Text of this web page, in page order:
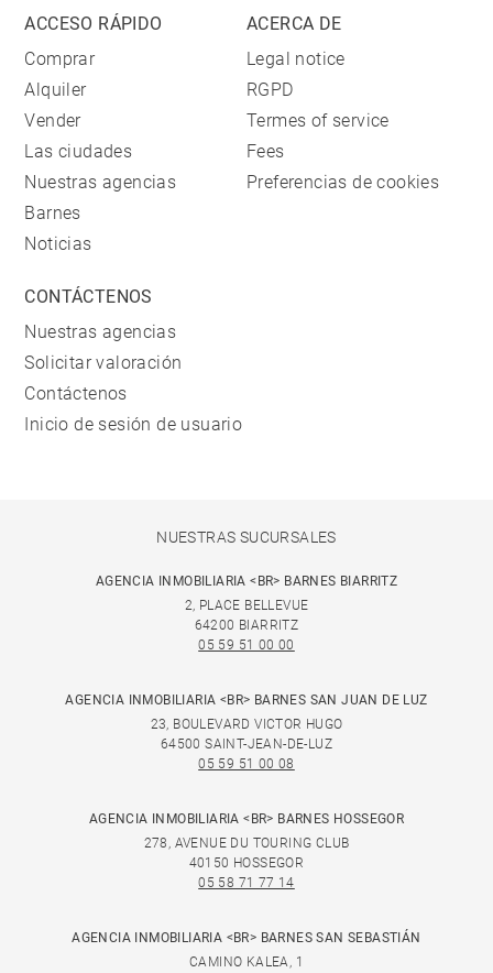
ACCESO RÁPIDO
Comprar
Alquiler
Vender
Las ciudades
Nuestras agencias
Barnes
Noticias
ACERCA DE
Legal notice
RGPD
Termes of service
Fees
Preferencias de cookies
CONTÁCTENOS
Nuestras agencias
Solicitar valoración
Contáctenos
Inicio de sesión de usuario
NUESTRAS SUCURSALES
AGENCIA INMOBILIARIA <BR> BARNES BIARRITZ
2, PLACE BELLEVUE
64200 BIARRITZ
05 59 51 00 00
AGENCIA INMOBILIARIA <BR> BARNES SAN JUAN DE LUZ
23, BOULEVARD VICTOR HUGO
64500 SAINT-JEAN-DE-LUZ
05 59 51 00 08
AGENCIA INMOBILIARIA <BR> BARNES HOSSEGOR
278, AVENUE DU TOURING CLUB
40150 HOSSEGOR
05 58 71 77 14
AGENCIA INMOBILIARIA <BR> BARNES SAN SEBASTIÁN
CAMINO KALEA, 1